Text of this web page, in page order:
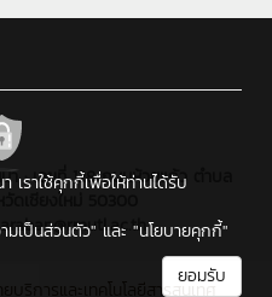
า : เลขที่ 128 ถนนห้วยแก้ว ตำบล
ดเชียงใหม่ 50300
เราใช้คุกกี้เพื่อให้ท่านได้รับ
มเป็นส่วนตัว" และ "นโยบายคุกกี้"
ยอมรับ
ยบริการและเทคโนโลยีสารสนเทศ